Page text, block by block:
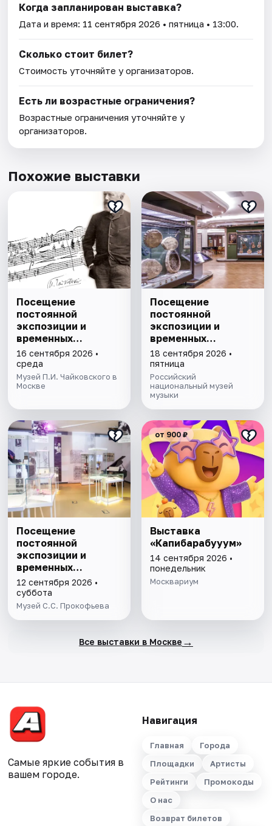
Когда запланирован выставка?
Дата и время: 11 сентября 2026 • пятница • 13:00.
Сколько стоит билет?
Стоимость уточняйте у организаторов.
Есть ли возрастные ограничения?
Возрастные ограничения уточняйте у
организаторов.
Похожие выставки
Посещение
постоянной
экспозиции и
временных
выставок музея
П.И. Чайковского
16 сентября 2026 •
среда
Музей П.И. Чайковского в
Москве
Посещение
постоянной
экспозиции и
временных
выставок Музея
музыки
18 сентября 2026 •
пятница
Российский
национальный музей
музыки
Посещение
постоянной
экспозиции и
временных
выставок музея
С.С. Прокофьева
12 сентября 2026 •
суббота
Музей С.С. Прокофьева
от 900 ₽
Выставка
«Капибарабууум»
14 сентября 2026 •
понедельник
Москвариум
Все выставки в Москве →
Самые яркие события в
вашем городе.
Навигация
Главная
Города
Площадки
Артисты
Рейтинги
Промокоды
О нас
Возврат билетов